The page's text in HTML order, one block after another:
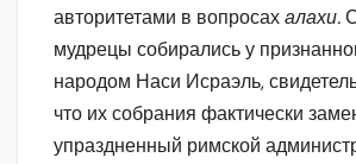
авторитетами в вопросахалахи.
мудрецы собирались у
народом Наси Исраэль,
что их собрания фактически
упраздненный римской